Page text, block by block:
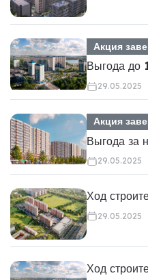
Акция
Выгода до
29.05.2025
Акция
Выгода за
29.05.2025
Ход
29.05.2025
Ход